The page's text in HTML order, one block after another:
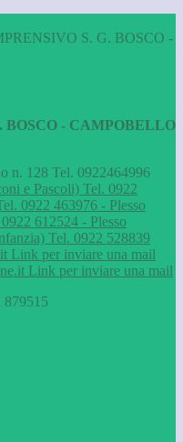
S. G. BOSCO -
BOSCO - CAMPOBELLO
n. 128 Tel. 0922464996
e Pascoli) Tel. 0922
0922 463976 - Plesso
612524 - Plesso
Tel. 0922 528839
Link per inviare una mail
Link per inviare una mail
879515